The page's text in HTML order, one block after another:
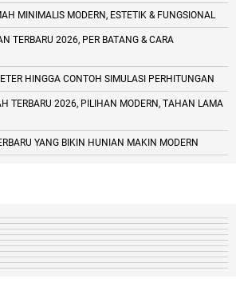
MINIMALIS MODERN, ESTETIK & FUNGSIONAL
TERBARU 2026, PER BATANG & CARA
HINGGA CONTOH SIMULASI PERHITUNGAN
TERBARU 2026, PILIHAN MODERN, TAHAN LAMA
YANG BIKIN HUNIAN MAKIN MODERN